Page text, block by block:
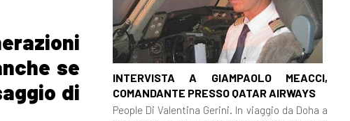
se
di
INTERVISTA A GIAMPAOLO MEACCI,
COMANDANTE PRESSO QATAR AIRWAYS
People Di Valentina Gerini. In viaggio da Doha a